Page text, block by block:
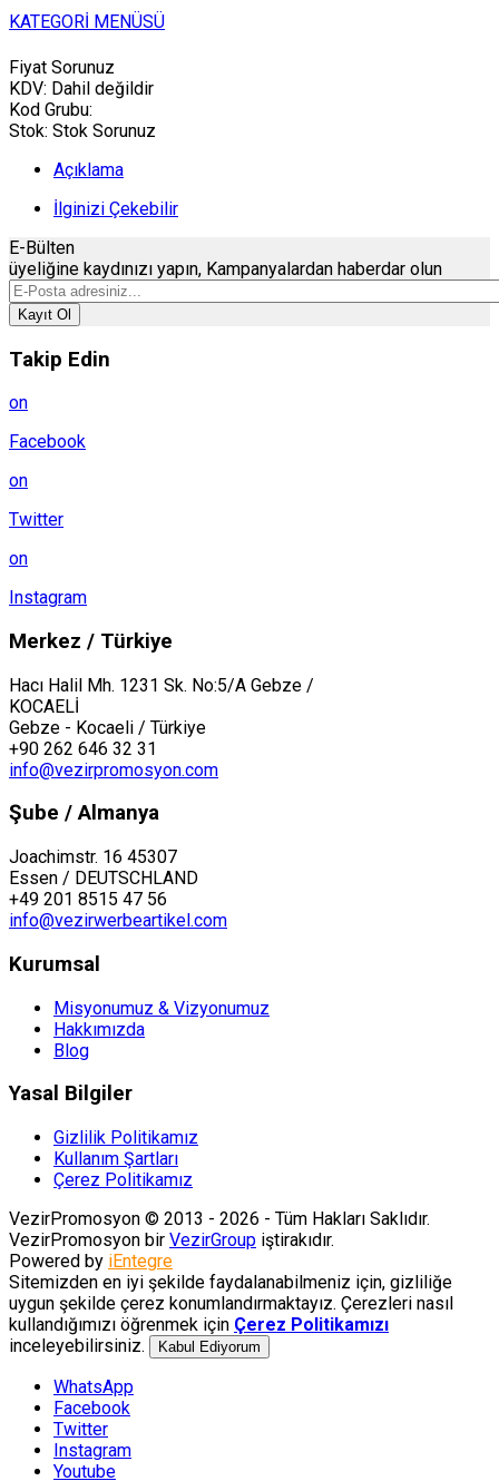
KATEGORİ MENÜSÜ
Fiyat Sorunuz
KDV: Dahil değildir
Kod Grubu:
Stok: Stok Sorunuz
Açıklama
İlginizi Çekebilir
E-Bülten
üyeliğine kaydınızı yapın, Kampanyalardan haberdar olun
Kayıt Ol
Takip Edin
on
Facebook
on
Twitter
on
Instagram
Merkez / Türkiye
Hacı Halil Mh. 1231 Sk. No:5/A Gebze /
KOCAELİ
Gebze - Kocaeli / Türkiye
+90 262 646 32 31
info@vezirpromosyon.com
Şube / Almanya
Joachimstr. 16 45307
Essen / DEUTSCHLAND
+49 201 8515 47 56
info@vezirwerbeartikel.com
Kurumsal
Misyonumuz & Vizyonumuz
Hakkımızda
Blog
Yasal Bilgiler
Gizlilik Politikamız
Kullanım Şartları
Çerez Politikamız
VezirPromosyon © 2013 - 2026 - Tüm Hakları Saklıdır.
VezirPromosyon bir VezirGroup iştirakıdır.
Powered by iEntegre
Sitemizden en iyi şekilde faydalanabilmeniz için, gizliliğe
uygun şekilde çerez konumlandırmaktayız. Çerezleri nasıl
kullandığımızı öğrenmek için Çerez Politikamızı
inceleyebilirsiniz.
Kabul Ediyorum
WhatsApp
Facebook
Twitter
Instagram
Youtube